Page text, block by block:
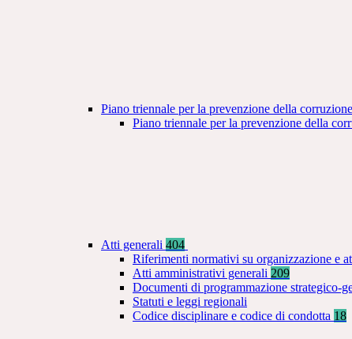
Piano triennale per la prevenzione della
Piano triennale per la prevenzione della
Atti generali 404
Riferimenti normativi su organizzazione e
Atti amministrativi generali 209
Documenti di programmazione strategico-
Statuti e leggi regionali
Codice disciplinare e codice di condotta 18